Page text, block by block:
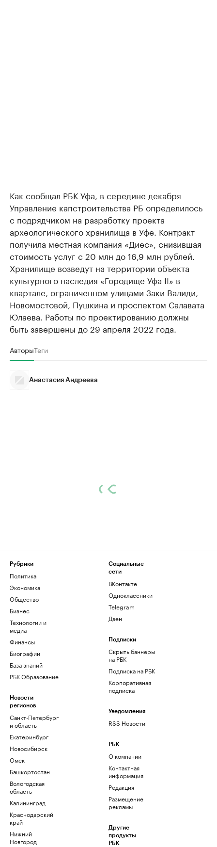
Как сообщал РБК Уфа, в середине декабря
Управление капстроительства РБ определилось
с подрядчиком на разработку проекта
археологического хранилища в Уфе. Контракт
получила местная компания «Диес», снизившая
стоимость услуг с 20 млн до 16,9 млн рублей.
Хранилище возведут на территории объекта
культурного наследия «Городище Уфа II» в
квартале, ограниченном улицами Заки Валиди,
Новомостовой, Пушкина и проспектом Салавата
Юлаева. Работы по проектированию должны
быть завершены до 29 апреля 2022 года.
АвторыТеги
Анастасия Андреева
Рубрики
Политика
Экономика
Общество
Бизнес
Технологии и
медиа
Финансы
Биографии
База знаний
РБК Образование
Новости
регионов
Санкт-Петербург
и область
Екатеринбург
Новосибирск
Омск
Башкортостан
Вологодская
область
Калининград
Краснодарский
край
Нижний
Новгород
Социальные
сети
ВКонтакте
Одноклассники
Telegram
Дзен
Подписки
Скрыть баннеры
на РБК
Подписка на РБК
Корпоративная
подписка
Уведомления
RSS Новости
РБК
О компании
Контактная
информация
Редакция
Размещение
рекламы
Другие
продукты
РБК